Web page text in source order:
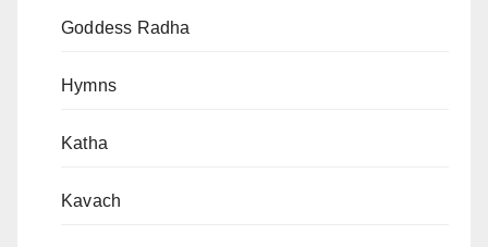
Goddess Radha
Hymns
Katha
Kavach